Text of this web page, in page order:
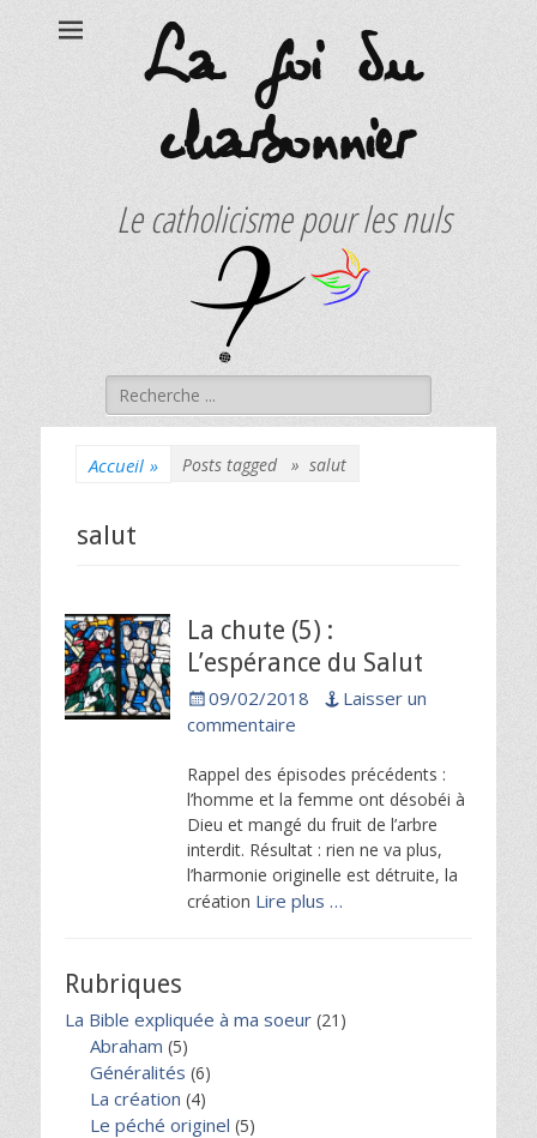
La foi du
charbonnier
Le catholicisme pour les nuls
Rechercher :
Accueil » Posts tagged » salut
salut
La chute (5) :
L’espérance du Salut
Posted
09/02/2018
Laisser un
commentaire
Rappel des épisodes précédents :
l’homme et la femme ont désobéi à
Dieu et mangé du fruit de l’arbre
interdit. Résultat : rien ne va plus,
l’harmonie originelle est détruite, la
création Lire plus …
Rubriques
La Bible expliquée à ma soeur (21)
Abraham (5)
Généralités (6)
La création (4)
Le péché originel (5)